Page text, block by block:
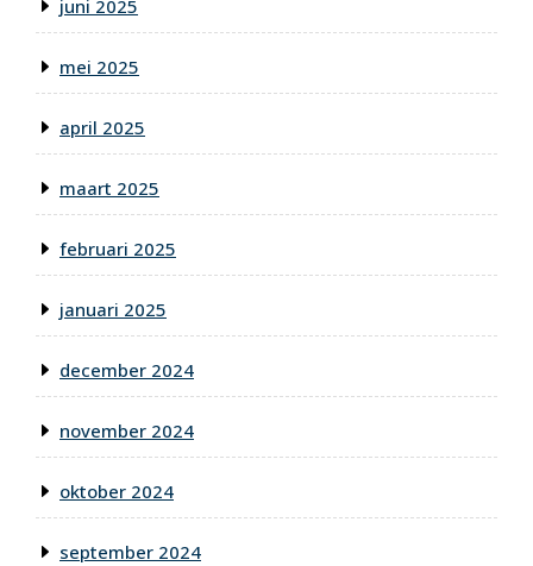
juni 2025
mei 2025
april 2025
maart 2025
februari 2025
januari 2025
december 2024
november 2024
oktober 2024
september 2024